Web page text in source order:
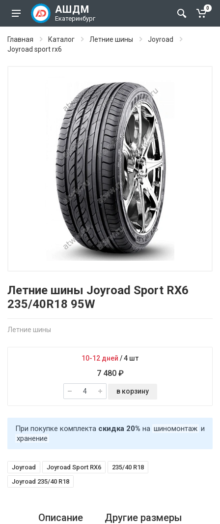
АШДМ
Екатеринбург
0
Главная Каталог Летние шины
Joyroad
Joyroad sport rx6
Летние шины Joyroad Sport RX6
235/40R18 95W
Летние шины
10-12 дней /4 шт
7 480 ₽
в корзину
При покупке комплекта скидка 20% на шиномонтаж и
хранение
Joyroad Joyroad Sport RX6
235/40 R18
Joyroad 235/40 R18
Описание Другие размеры